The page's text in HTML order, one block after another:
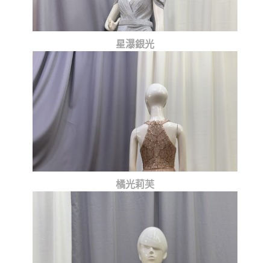
星瀑銀光
橘光莉芙